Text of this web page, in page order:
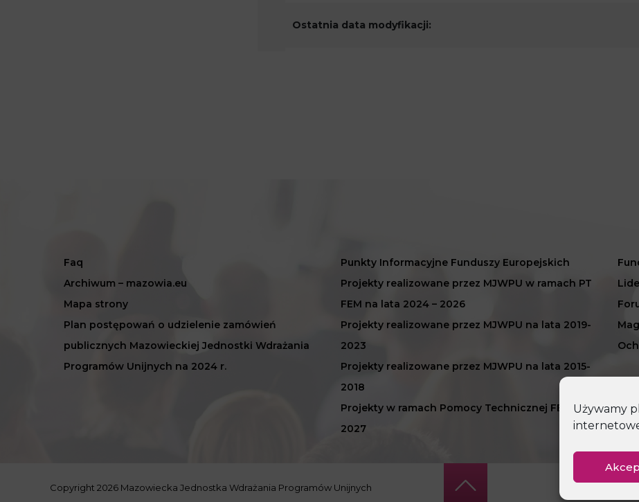
Używamy
Ostatnia data modyfikacji:
Faq
Archiwum – mazowia.eu
Mapa strony
Plan postępowań o udzielenie zamówień
publicznych Mazowieckiej Jednostki Wdrażania
Programów Unijnych na 2024 r.
Punkty Informacyjne Funduszy Europejskich
Projekty realizowane przez MJWPU w ramach PT
FEM na lata 2024 – 2026
Projekty realizowane przez MJWPU na lata 2019-
2023
Projekty realizowane przez MJWPU na lata 2015-
2018
Projekty w ramach Pomocy Technicznej FEM 2021-
2027
Copyright 2026 Mazowiecka Jednostka Wdrażania Programów Unijnych